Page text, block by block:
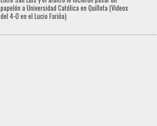
papelón a Universidad Católica en Quillota (Videos
del 4-0 en el Lucio Fariña)